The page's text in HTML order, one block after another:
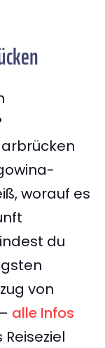
worauf es
du
von
alle Infos
Reiseziel